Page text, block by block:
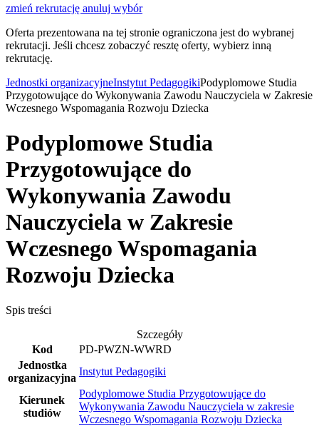
zmień rekrutację anuluj wybór
Oferta prezentowana na tej stronie ograniczona jest do wybranej
rekrutacji. Jeśli chcesz zobaczyć resztę oferty, wybierz inną
rekrutację.
Jednostki organizacyjneInstytut PedagogikiPodyplomowe Studia
Przygotowujące do Wykonywania Zawodu Nauczyciela w Zakresie
Wczesnego Wspomagania Rozwoju Dziecka
Podyplomowe Studia
Przygotowujące do
Wykonywania Zawodu
Nauczyciela w Zakresie
Wczesnego Wspomagania
Rozwoju Dziecka
Spis treści
Szczegóły
Kod
PD-PWZN-WWRD
Jednostka
organizacyjna
Instytut Pedagogiki
Kierunek
studiów
Podyplomowe Studia Przygotowujące do
Wykonywania Zawodu Nauczyciela w zakresie
Wczesnego Wspomagania Rozwoju Dziecka